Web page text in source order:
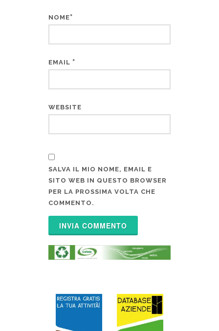
NOME*
EMAIL *
WEBSITE
SALVA IL MIO NOME, EMAIL E
SITO WEB IN QUESTO BROWSER
PER LA PROSSIMA VOLTA CHE
COMMENTO.